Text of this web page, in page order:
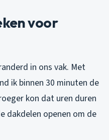
voor
in ons vak. Met
ik binnen 30 minuten de
kon dat uren duren
dakdelen openen om de